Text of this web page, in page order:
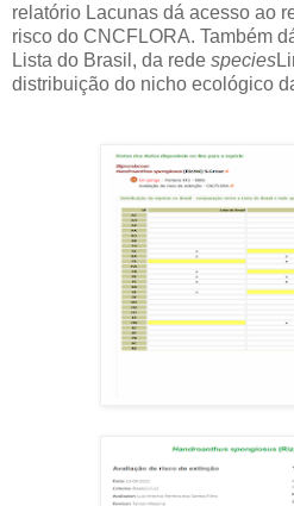
relatório Lacunas dá acesso ao
risco do CNCFLORA. Também
Lista do Brasil, da rede species
distribuição do nicho ecológico